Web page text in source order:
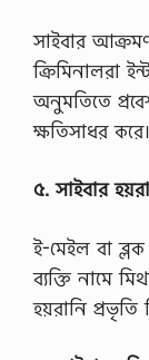
সাইবার
ক্রিমিনালরা
অনুমতিতে
ক্ষতিসাধর
৫. সাইবার
ই-মেইল বা
ব্যক্তি নামে
হয়রানি প্রভৃতি